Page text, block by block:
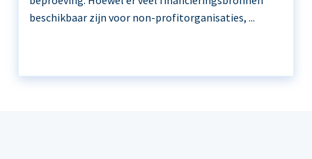
beschikbaar zijn voor non-profitorganisaties, ...